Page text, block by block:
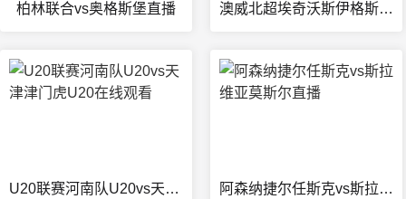
柏林联合vs奥格斯堡直播 澳威北超埃奇沃斯伊格斯vs亚登斯顿在线观看
U20联赛河南队U20vs天津津门虎U20在线观看 阿森纳捷尔任斯克vs斯拉维亚莫斯尔直播